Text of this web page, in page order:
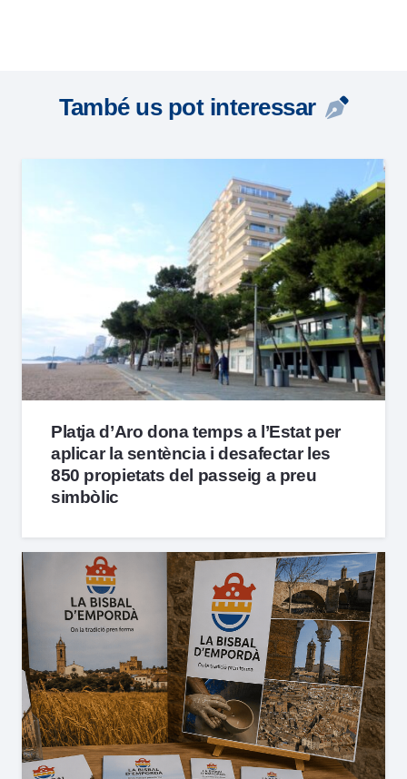
També us pot interessar
Platja d’Aro dona temps a l’Estat per
aplicar la sentència i desafectar les
850 propietats del passeig a preu
simbòlic